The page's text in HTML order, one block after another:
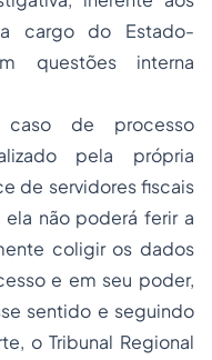
a cargo do Estado-
questões interna
de processo
pela própria
de servidores fiscais
não poderá ferir a
coligir os dados
e em seu poder,
sentido e seguindo
o Tribunal Regional